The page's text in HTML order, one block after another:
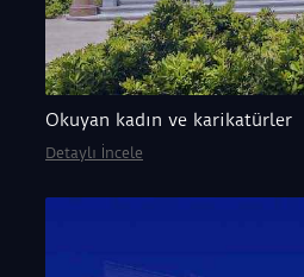
Okuyan kadın ve karikatürler
Detaylı İncele